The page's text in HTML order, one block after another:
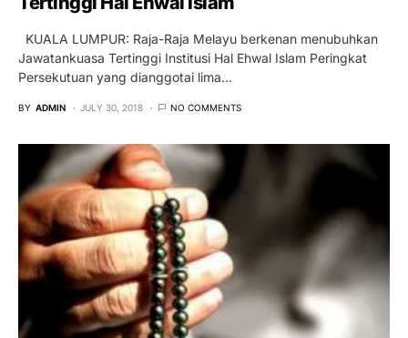
KUALA LUMPUR: Raja-Raja Melayu berkenan menubuhkan
Jawatankuasa Tertinggi Institusi Hal Ehwal Islam Peringkat
Persekutuan yang dianggotai lima…
BY ADMIN JULY 30, 2018 NO COMMENTS